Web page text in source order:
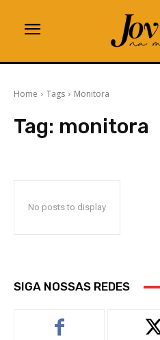
Home Tags Monitora
Tag: monitora
No posts to display
SIGA NOSSAS REDES